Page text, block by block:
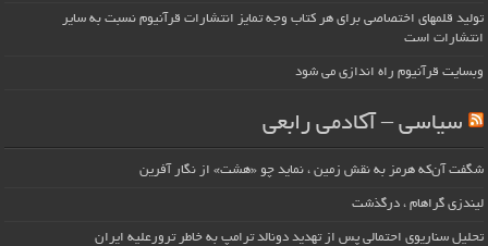
تولید قلمهای اختصاصی برای هر کتاب وجه تمایز انتشارات قرآنیوم نسبت به سایر
انتشارات است
وبسایت قرآنیوم راه اندازی می شود
سیاسی – آکادمی رابعی
شگفت آن‌که هرمز به نقش زمین ، نماید چو «هشت» از نگار آفرین
لیندزی گراهام ، درگذشت
تحلیل سناریوی احتمالی پس از تهدید دونالد ترامپ به خاطر ترورعلیه ایران